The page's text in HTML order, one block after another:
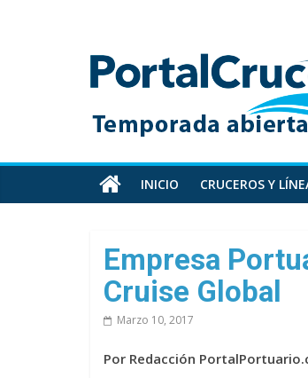
Toda
información
cruceros
en
un
sitio
INICIO CRUCEROS Y
Empresa
Cruise Global
Marzo 10, 2017
Por Redacción